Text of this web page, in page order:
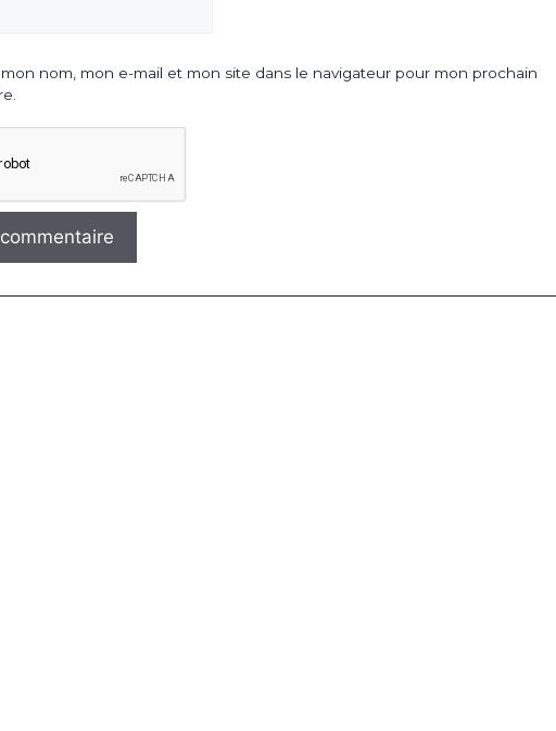
nom, mon e-mail et mon site dans le navigateur pour mon prochain